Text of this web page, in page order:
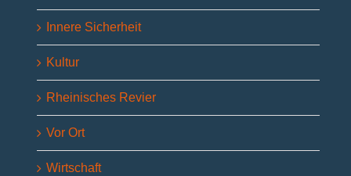
Innere Sicherheit
Kultur
Rheinisches Revier
Vor Ort
Wirtschaft